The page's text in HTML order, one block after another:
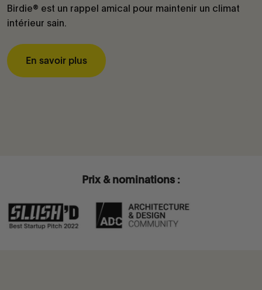
Birdie® est un rappel amical pour maintenir un climat
intérieur sain.
En savoir plus
Prix & nominations :